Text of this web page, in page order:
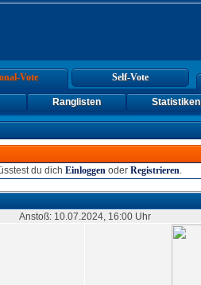
Vote Self-Vote
Ranglisten Statistiken
du dich Einloggen oder Registrieren.
Anstoß: 10.07.2024, 16:00 Uhr